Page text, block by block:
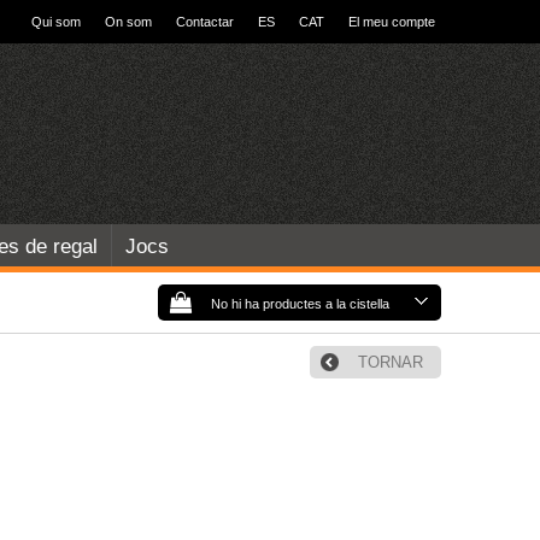
Qui som On som Contactar ES CAT El meu compte
de regal Jocs
No hi ha productes a la cistella
TORNAR